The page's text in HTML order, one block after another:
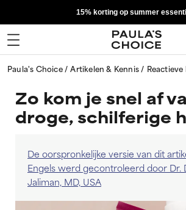
15% korting op summer
Paula's Choice Artikelen & Kennis
Zo kom je snel af
droge, schilferige
De oorspronkelijke versie van dit
Engels werd gecontroleerd door Dr.
Jaliman, MD, USA